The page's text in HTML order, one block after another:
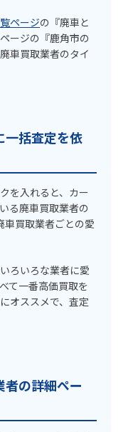
ページの『廃車と
ージの『鹿角市の
車買取業者のタイ
一括査定を依
を入れると、カー
る廃車買取業者の
車買取業者ごとの愛
ろいろな業者に愛
て一番高価買取を
オススメで、査定
者の詳細ペー